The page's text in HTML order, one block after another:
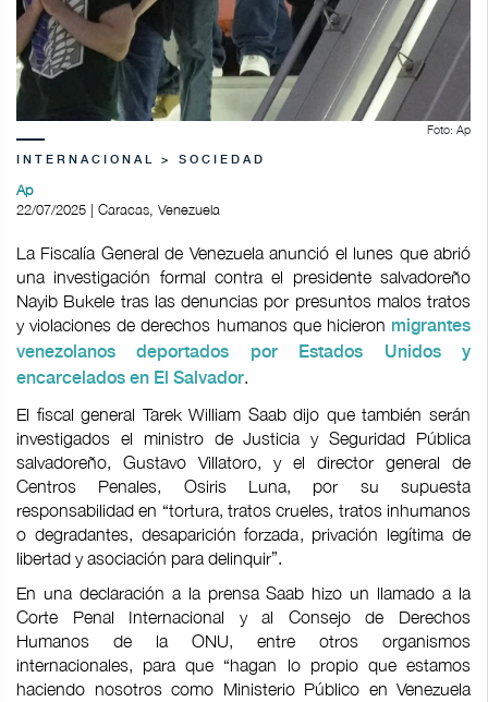
Foto: Ap
INTERNACIONAL > SOCIEDAD
Ap
22/07/2025 | Caracas, Venezuela
La Fiscalía General de Venezuela anunció el lunes que abrió
una investigación formal contra el presidente salvadoreño
Nayib Bukele tras las denuncias por presuntos malos tratos
y violaciones de derechos humanos que hicieron migrantes
venezolanos deportados por Estados Unidos y
encarcelados en El Salvador.
El fiscal general Tarek William Saab dijo que también serán
investigados el ministro de Justicia y Seguridad Pública
salvadoreño, Gustavo Villatoro, y el director general de
Centros Penales, Osiris Luna, por su supuesta
responsabilidad en “tortura, tratos crueles, tratos inhumanos
o degradantes, desaparición forzada, privación legítima de
libertad y asociación para delinquir”.
En una declaración a la prensa Saab hizo un llamado a la
Corte Penal Internacional y al Consejo de Derechos
Humanos de la ONU, entre otros organismos
internacionales, para que “hagan lo propio que estamos
haciendo nosotros como Ministerio Público en Venezuela